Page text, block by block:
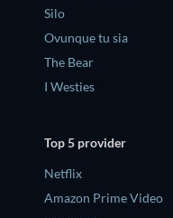
Silo
Ovunque tu sia
The Bear
I Westies
Top 5 provider
Netflix
Amazon Prime Video